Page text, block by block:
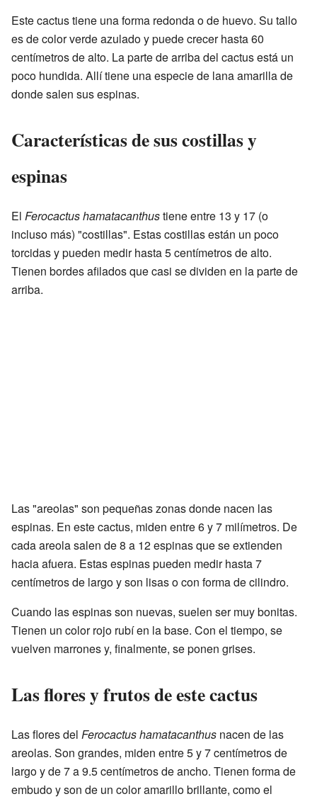
Este cactus tiene una forma redonda o de huevo. Su tallo
es de color verde azulado y puede crecer hasta 60
centímetros de alto. La parte de arriba del cactus está un
poco hundida. Allí tiene una especie de lana amarilla de
donde salen sus espinas.
Características de sus costillas y
espinas
El Ferocactus hamatacanthustiene entre 13 y 17 (o
incluso más) "costillas". Estas costillas están un poco
torcidas y pueden medir hasta 5 centímetros de alto.
Tienen bordes afilados que casi se dividen en la parte de
arriba.
Las "areolas" son pequeñas zonas donde nacen las
espinas. En este cactus, miden entre 6 y 7 milímetros. De
cada areola salen de 8 a 12 espinas que se extienden
hacia afuera. Estas espinas pueden medir hasta 7
centímetros de largo y son lisas o con forma de cilindro.
Cuando las espinas son nuevas, suelen ser muy bonitas.
Tienen un color rojo rubí en la base. Con el tiempo, se
vuelven marrones y, finalmente, se ponen grises.
Las flores y frutos de este cactus
Las flores del Ferocactus hamatacanthus nacen de las
areolas. Son grandes, miden entre 5 y 7 centímetros de
largo y de 7 a 9.5 centímetros de ancho. Tienen forma de
embudo y son de un color amarillo brillante, como el